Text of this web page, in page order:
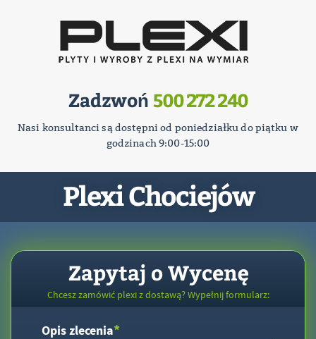
Zadzwoń 500 272 240
Nasi konsultanci są dostępni od poniedziałku do piątku w
godzinach 9:00-15:00
Plexi Chociejów
Zapytaj o Wycenę
Chcesz zamówić plexi z dostawą? Wypełnij formularz:
Opis zlecenia*